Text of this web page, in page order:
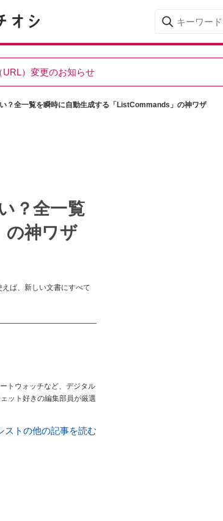
）変更のお知らせ
？全一覧を瞬時に自動生成する「ListCommands」の神ワザ
？全一覧
の神ワザ
ば、新しい文書にすべて
トウォッチなど、デジタル
ット好きの編集部員が厳選
ストの他の記事を読む